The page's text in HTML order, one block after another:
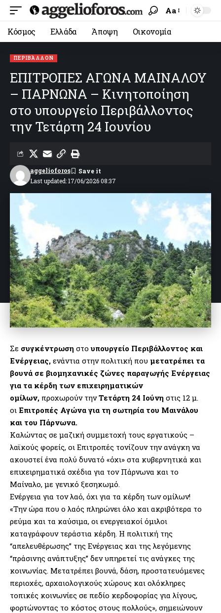
Aa
Κόσμος Ελλάδα Άποψη Οικονομία
ΠΕΡΙΒΆΛΛΟΝ
ΕΠΙΤΡΟΠΕΣ ΑΓΩΝΑ ΜΑΙΝΑΛΟΥ
– ΠΑΡΝΩΝΑ – Κινητοποίηση
στο υπουργείο Περιβάλλοντος
την Τετάρτη 24 Ιουνίου
Last updated: 17/06/2026 08:37
aggelioforos
Σε συγκέντρωση στουπουργείο Περιβάλλοντος και
Ενέργειας, ενάντια στην πολιτική που μετατρέπει τα
βουνά σε βιομηχανικές ζώνες παραγωγής Ενέργειας
για τα κέρδη των επιχειρηματικών
ομίλων, προχωρούν τηνΤετάρτη 24 Ιούνη στις 12 μ.
οι Επιτροπές Αγώνα για τη σωτηρία του Μαινάλου
και του Πάρνωνα.
Καλώντας σε μαζική συμμετοχή τους εργατικούς –
λαϊκούς φορείς, οι Επιτροπές τονίζουν την ανάγκη να
ακουστεί ένα πολύ δυνατό «όχι» στα κυβερνητικά και
επιχειρηματικά σχέδια για τον Πάρνωνα και το
Μαίναλο, με γενικό ξεσηκωμό.
Ενέργεια για τον λαό, όχι για τα κέρδη των ομίλων!
«Την ώρα που ο λαός πληρώνει όλο και ακριβότερα το
ρεύμα και τα καύσιμα, οι ενεργειακοί όμιλοι
καταγράφουν τεράστια κέρδη. Η πολιτική της
“απελευθέρωσης” της Ενέργειας και της λεγόμενης
“πράσινης ανάπτυξης” δεν υπηρετεί τις ανάγκες της
κοινωνίας. Μετατρέπει βουνά, δάση, προστατευόμενες
περιοχές, αρχαιολογικούς χώρους και ολόκληρες
τοπικές κοινωνίες σε πεδίο κερδοφορίας για λίγους,
φορτώνοντας το κόστος στους πολλούς», σημειώνουν